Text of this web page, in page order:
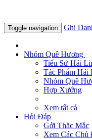
Toggle navigation Ghi
Nhóm Quê Hương
Tiểu Sử Hải
Tác Phẩm Hải
Nhóm Quê
Hợp Xướng
Xem tất cả
Hỏi Đáp
Gởi Thắc Mắc
Xem Các Chủ